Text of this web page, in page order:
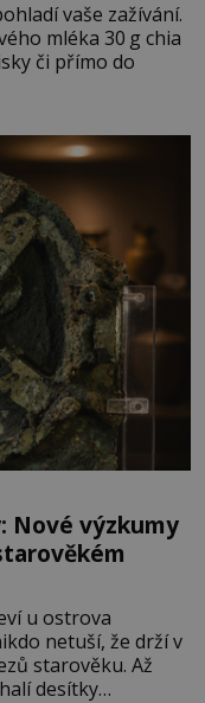
vaše zažívání.
Nové výzkumy
u ostrova
netuší, že drží v
starověku. Až
desítky